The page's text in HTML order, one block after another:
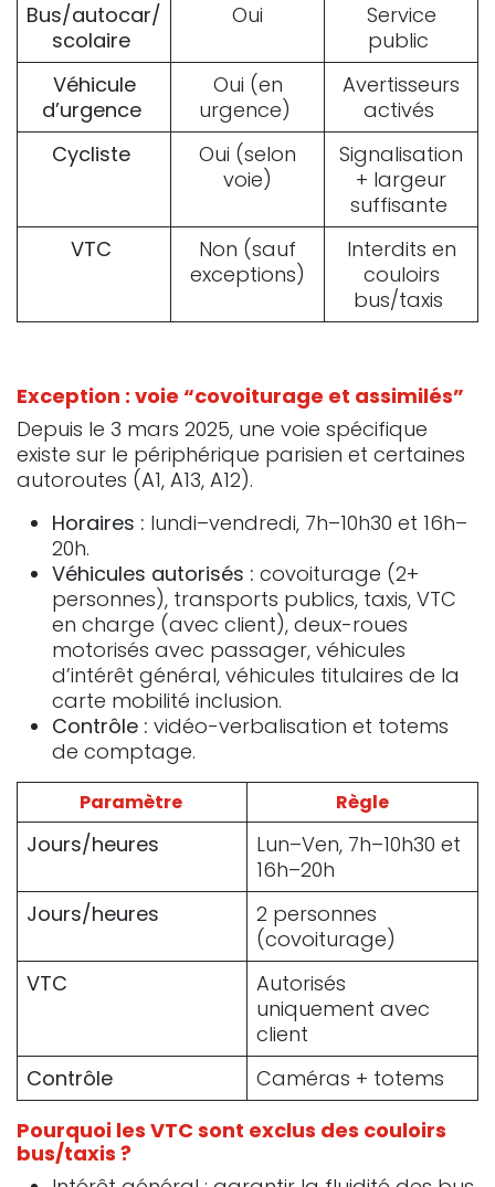
Bus/autocar/
scolaire
Oui
Service
public
Véhicule
d’urgence
Oui (en
urgence)
Avertisseurs
activés
Cycliste
Oui (selon
voie)
Signalisation
+ largeur
suffisante
VTC
Non (sauf
exceptions)
Interdits en
couloirs
bus/taxis
Exception : voie “covoiturage et assimilés”
Depuis le 3 mars 2025, une voie spécifique
existe sur le périphérique parisien et certaines
autoroutes (A1, A13, A12).
Horaires : lundi–vendredi, 7h–10h30 et 16h–
20h.
Véhicules autorisés : covoiturage (2+
personnes), transports publics, taxis, VTC
en charge (avec client), deux-roues
motorisés avec passager, véhicules
d’intérêt général, véhicules titulaires de la
carte mobilité inclusion.
Contrôle : vidéo-verbalisation et totems
de comptage.
Paramètre Règle
Jours/heures
Lun–Ven, 7h–10h30 et
16h–20h
Jours/heures
2 personnes
(covoiturage)
VTC
Autorisés
uniquement avec
client
Contrôle
Caméras + totems
Pourquoi les VTC sont exclus des couloirs
bus/taxis ?